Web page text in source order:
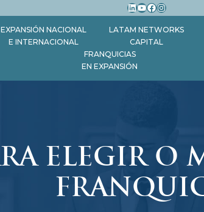
LinkedIn
YouTube
Facebook
Instagram
EXPANSIÓN NACIONAL
E INTERNACIONAL
LATAM NETWORKS
CAPITAL
FRANQUICIAS
EN EXPANSIÓN
ELEGIR